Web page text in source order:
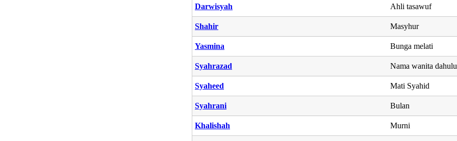
Darwisyah Ahli tasawuf
Shahir Masyhur
Yasmina Bunga melati
Syahrazad Nama wanita dahulu
Syaheed Mati Syahid
Syahrani Bulan
Khalishah Murni